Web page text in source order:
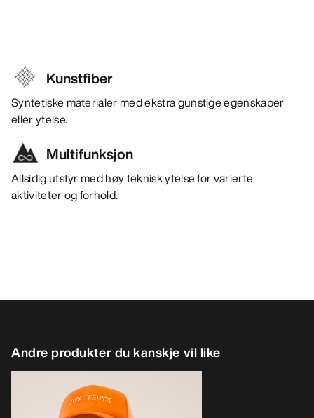
Kunstfiber
Syntetiske materialer med ekstra gunstige egenskaper
eller ytelse.
Multifunksjon
Allsidig utstyr med høy teknisk ytelse for varierte
aktiviteter og forhold.
Andre produkter du kanskje vil like